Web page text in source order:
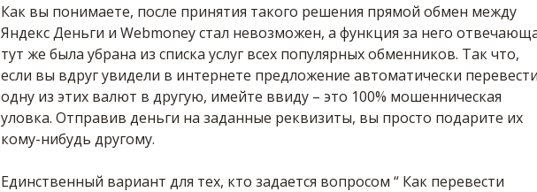
Как вы понимаете, после принятия такого решения прямой обмен между
Яндекс Деньги и Webmoney стал невозможен, а функция за него
тут же была убрана из списка услуг всех популярных обменников. Так что,
если вы вдруг увидели в интернете предложение автоматически
одну из этих валют в другую, имейте ввиду – это 100% мошенническая
уловка. Отправив деньги на заданные реквизиты, вы просто подарите их
кому-нибудь другому.
Единственный вариант для тех, кто задается вопросом “ Как перевести